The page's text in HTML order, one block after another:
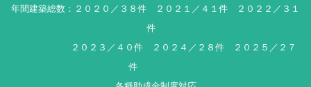
年間建築総数：２０２０／３８件 ２０２１／４１件 ２０２２／３１
件
２０２３／４０件 ２０２４／２８件 ２０２５／２７
件